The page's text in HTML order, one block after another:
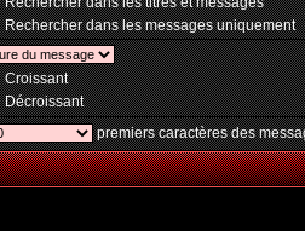
Rechercher dans les messages uniquement
Croissant
Décroissant
premiers caractères des